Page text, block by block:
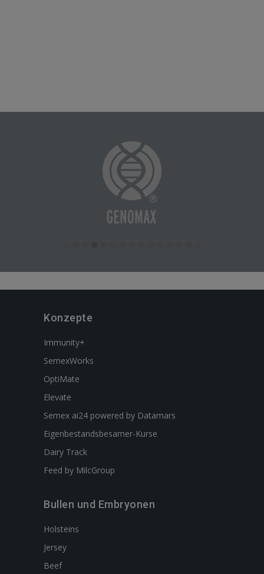
Konzepte
Immunity+
SemexWorks
OptiMate
Elevate
Semex ai24 powered by Datamars
Eigenbestandsbesamer-Kurse
Dairy Track
Feed by MilcGroup
Bullen und Embryonen
Holsteins
Jersey
Beef